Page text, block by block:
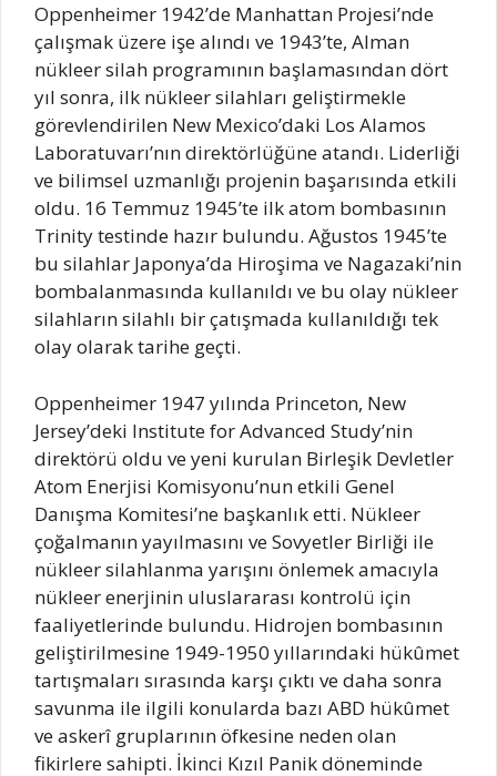
Oppenheimer 1942’de Manhattan Projesi’nde
çalışmak üzere işe alındı ve 1943’te, Alman
nükleer silah programının başlamasından dört
yıl sonra, ilk nükleer silahları geliştirmekle
görevlendirilen New Mexico’daki Los Alamos
Laboratuvarı’nın direktörlüğüne atandı. Liderliği
ve bilimsel uzmanlığı projenin başarısında etkili
oldu. 16 Temmuz 1945’te ilk atom bombasının
Trinity testinde hazır bulundu. Ağustos 1945’te
bu silahlar Japonya’da Hiroşima ve Nagazaki’nin
bombalanmasında kullanıldı ve bu olay nükleer
silahların silahlı bir çatışmada kullanıldığı tek
olay olarak tarihe geçti.
Oppenheimer 1947 yılında Princeton, New
Jersey’deki Institute for Advanced Study’nin
direktörü oldu ve yeni kurulan Birleşik Devletler
Atom Enerjisi Komisyonu’nun etkili Genel
Danışma Komitesi’ne başkanlık etti. Nükleer
çoğalmanın yayılmasını ve Sovyetler Birliği ile
nükleer silahlanma yarışını önlemek amacıyla
nükleer enerjinin uluslararası kontrolü için
faaliyetlerinde bulundu. Hidrojen bombasının
geliştirilmesine 1949-1950 yıllarındaki hükûmet
tartışmaları sırasında karşı çıktı ve daha sonra
savunma ile ilgili konularda bazı ABD hükûmet
ve askerî gruplarının öfkesine neden olan
fikirlere sahipti. İkinci Kızıl Panik döneminde